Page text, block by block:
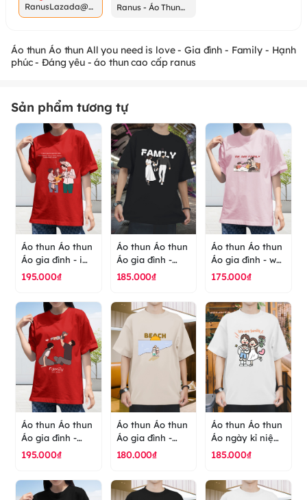
RanusLazada@g
mail.com
Ranus - Áo Thun
Áo thun Áo thun All you need is love - Gia đình - Family - Hạnh
phúc - Đáng yêu - áo thun cao cấp ranus
Sản phẩm tương tự
Áo thun Áo thun
Áo gia đình - i
love you is not
ranus
195.000₫
Áo thun Áo thun
Áo gia đình -
family - áo thun
185.000₫
Áo thun Áo thun
Áo gia đình - we
are family - áo
175.000₫
Áo thun Áo thun
Áo gia đình -
family - ngày kỉ
195.000₫
Áo thun Áo thun
Áo gia đình -
beach - biển -
180.000₫
Áo thun Áo thun
Áo ngày kỉ niệm
gia đình - gia
cao cấp ranus
185.000₫